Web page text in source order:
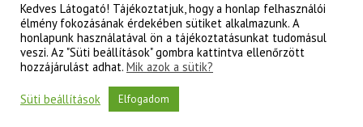
Copyright © Napfényes Élet Alapítvány
Kedves Látogató! Tájékoztatjuk, hogy a honlap felhasználói
élmény fokozásának érdekében sütiket alkalmazunk. A
honlapunk használatával ön a tájékoztatásunkat tudomásul
veszi. Az "Süti beállítások" gombra kattintva ellenőrzött
hozzájárulást adhat. Mik azok a sütik?
Süti beállítások Elfogadom